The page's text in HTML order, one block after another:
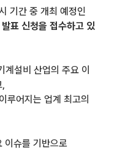
기간 중 개최 예정인
표 신청을 접수하고 있
설비 산업의 주요 이
,
루어지는 업계 최고의
이슈를 기반으로